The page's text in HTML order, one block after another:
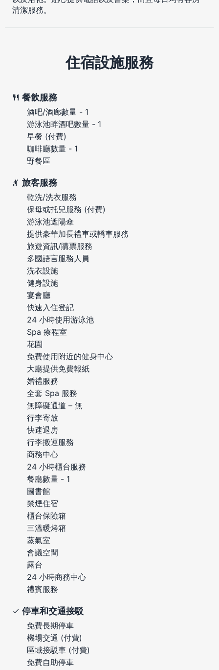
清潔服務。
住宿設施服務
餐飲服務
酒吧/酒廊數量 - 1
游泳池畔酒吧數量 - 1
早餐 (付費)
咖啡廳數量 - 1
野餐區
旅客服務
乾洗/洗衣服務
保母或托兒服務 (付費)
游泳池遮陽傘
提供豪華加長禮車或轎車服務
旅遊資訊/購票服務
多國語言服務人員
洗衣設施
健身設施
宴會廳
快速入住登記
24 小時使用游泳池
Spa 療程室
花園
免費使用附近的健身中心
大廳提供免費報紙
婚禮服務
全套 Spa 服務
無障礙通道 – 無
行李寄放
快速退房
行李搬運服務
商務中心
24 小時櫃台服務
餐廳數量 - 1
圖書館
禁煙住宿
櫃台保險箱
三溫暖烤箱
蒸氣室
會議空間
露台
24 小時商務中心
禮賓服務
停車和交通接駁
免費長期停車
機場交通 (付費)
區域接駁車 (付費)
免費自助停車